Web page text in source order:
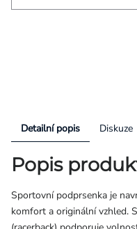
Detailní popis Diskuze
Popis
Sportovní podprsenka je
komfort a originální vzhled.